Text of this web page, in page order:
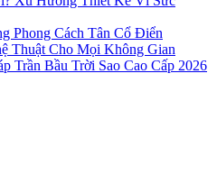
Phong Cách Tân Cổ Điển
Thuật Cho Mọi Không Gian
Trần Bầu Trời Sao Cao Cấp 2026